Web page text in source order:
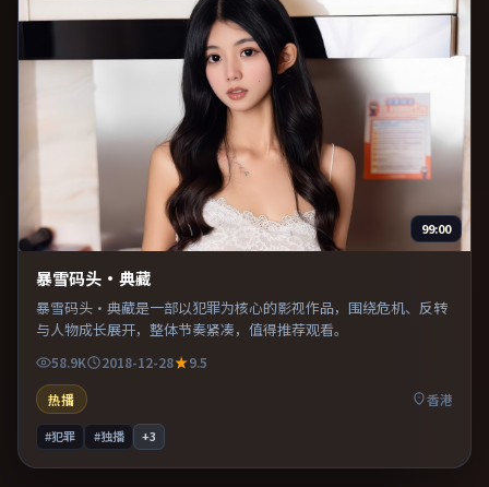
99:00
暴雪码头·典藏
暴雪码头·典藏是一部以犯罪为核心的影视作品，围绕危机、反转
与人物成长展开，整体节奏紧凑，值得推荐观看。
58.9K 2018-12-28
9.5
热播
香港
#犯罪 #独播 +3